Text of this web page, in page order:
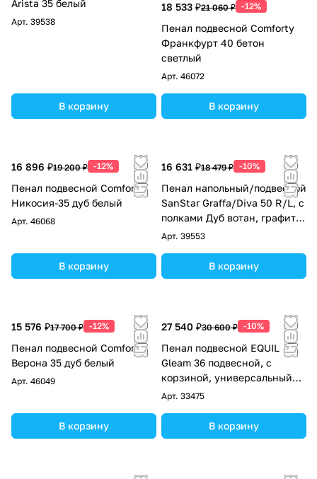
Arista 35 белый
Арт. 39538
В корзину
18 533 ₽21 060 ₽ -12%
Пенал подвесной Comforty
Франкфурт 40 бетон
светлый
Арт. 46072
В корзину
16 896 ₽19 200 ₽ -12%
Пенал подвесной Comforty
Никосия-35 дуб белый
Арт. 46068
В корзину
16 631 ₽18 479 ₽ -10%
Пенал напольный/подвесной
SanStar Graffa/Diva 50 R/L, с
полками Дуб вотан, графит
софт
Арт. 39553
В корзину
15 576 ₽17 700 ₽ -12%
Пенал подвесной Comforty
Верона 35 дуб белый
Арт. 46049
В корзину
27 540 ₽30 600 ₽ -10%
Пенал подвесной EQUIL
Gleam 36 подвесной, с
корзиной, универсальный
R/L, зеленый камень/дуб
Арт. 33475
В корзину